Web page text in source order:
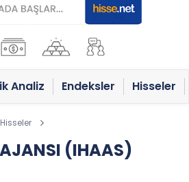
Analiz Endeksler Hisseler
Hisseler
AJANSI (IHAAS)